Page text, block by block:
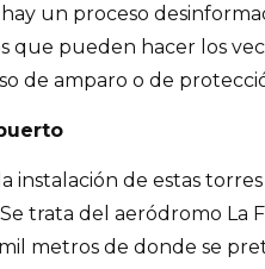
un proceso
que pueden hacer los
de amparo o de
instalación de estas
trata del aeródromo La
mil metros de donde se